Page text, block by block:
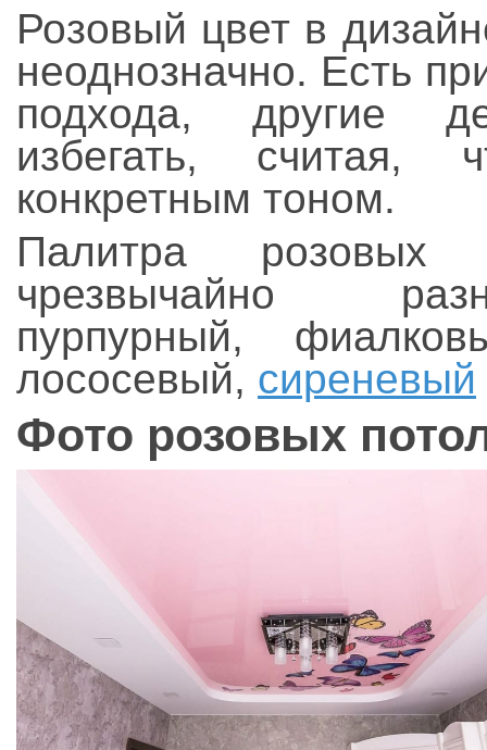
Розовый цвет в
неоднозначно. Есть
подхода, другие
избегать,
конкретным тоном.
Палитра розовых
чрезвычайно
пурпурный,
лососевый, сиреневый
Фото розовых